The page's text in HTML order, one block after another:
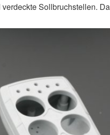
Sollbruchstellen.